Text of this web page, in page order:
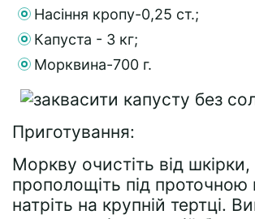
Насіння кропу-0,25 ст.;
Капуста - 3 кг;
Морквина-700 г.
Приготування:
Моркву очистіть від шкірки,
прополощіть під
натріть на крупній тертці.